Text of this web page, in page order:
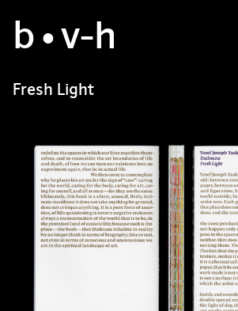
b•v-h
atelier
projets
contact
en
Fresh Light